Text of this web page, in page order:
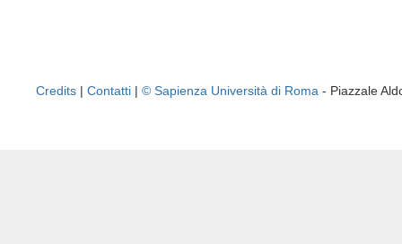
Credits | Contatti | © Sapienza Università di Roma - Piazzale